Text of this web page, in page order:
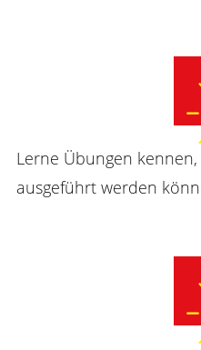
Lerne Übungen
ausgeführt werden